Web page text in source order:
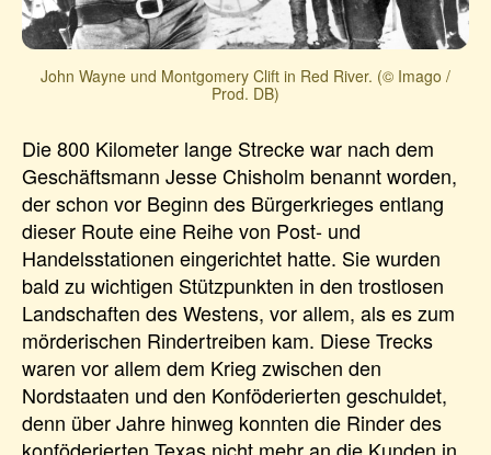
John Wayne und Montgomery Clift in Red River. (© Imago /
Prod. DB)
Die 800 Kilometer lange Strecke war nach dem
Geschäftsmann Jesse Chisholm benannt worden,
der schon vor Beginn des Bürgerkrieges entlang
dieser Route eine Reihe von Post- und
Handelsstationen eingerichtet hatte. Sie wurden
bald zu wichtigen Stützpunkten in den trostlosen
Landschaften des Westens, vor allem, als es zum
mörderischen Rindertreiben kam. Diese Trecks
waren vor allem dem Krieg zwischen den
Nordstaaten und den Konföderierten geschuldet,
denn über Jahre hinweg konnten die Rinder des
konföderierten Texas nicht mehr an die Kunden in